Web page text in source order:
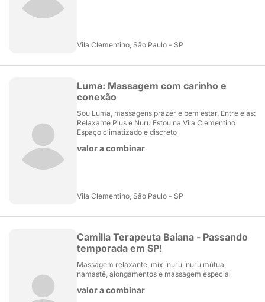
Vila Clementino, São Paulo - SP
Luma: Massagem com carinho e
conexão
Sou Luma, massagens prazer e bem estar. Entre elas:
Relaxante Plus e Nuru Estou na Vila Clementino
Espaço climatizado e discreto
valor a combinar
Vila Clementino, São Paulo - SP
Camilla Terapeuta Baiana - Passando
temporada em SP!
Massagem relaxante, mix, nuru, nuru mútua,
namastê, alongamentos e massagem especial
valor a combinar